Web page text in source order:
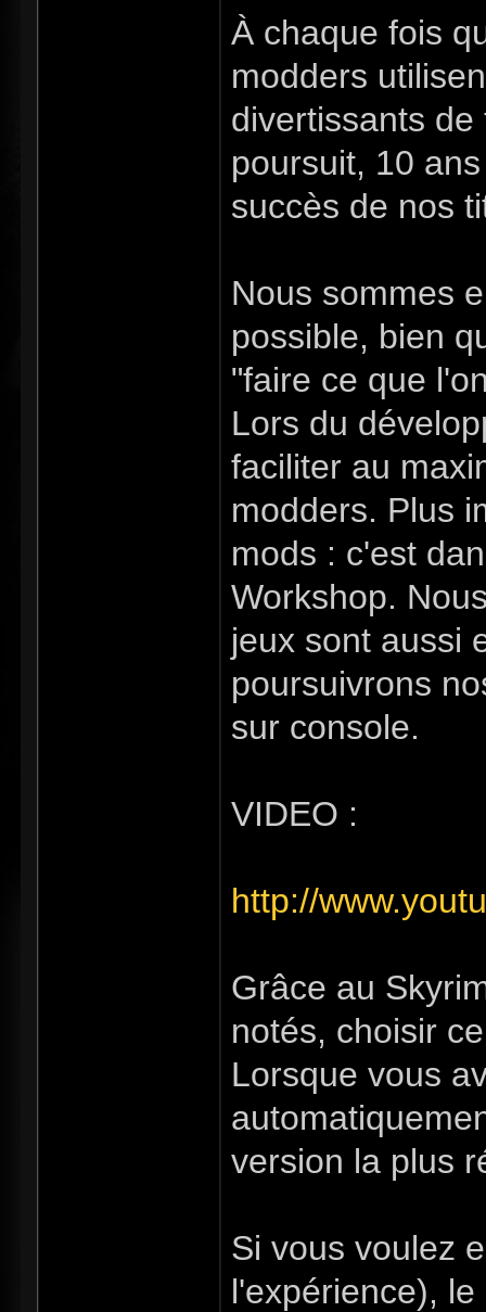
À chaque fois
modders
divertissants
poursuit, 10
succès de nos
Nous sommes
possible, bien
"faire ce que
Lors du
faciliter au
modders. Plus
mods : c'est
Workshop.
jeux sont aussi
poursuivrons
sur console.
VIDEO :
http://
Grâce au
notés, choisir
Lorsque vous
version la plus
Si vous voulez
l'expérience),